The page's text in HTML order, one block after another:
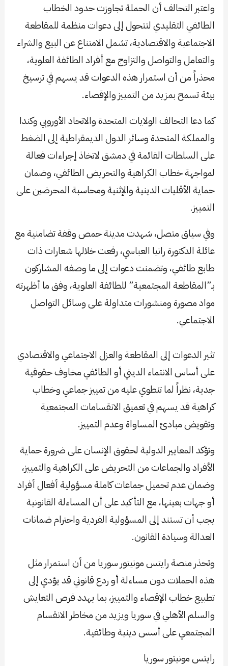
واعتبر التحالف أن الحملة تجاوزت حدود الخطاب
الطائفي التقليدي لتتحول إلى دعوات منظمة للمقاطعة
الاجتماعية والاقتصادية، تشمل الامتناع عن البيع والشراء
والتعامل والتواصل والتزاوج مع أفراد الطائفة العلوية،
محذراً من أن استمرار هذه الدعوات قد يسهم في ترسيخ
بيئة تسمح بمزيد من التمييز والإقصاء.
كما دعا التحالف الولايات المتحدة والاتحاد الأوروبي وكندا
والمملكة المتحدة وسائر الدول الديمقراطية إلى الضغط
على السلطات القائمة في دمشق لاتخاذ إجراءات فعالة
لمواجهة خطاب الكراهية والتحريض الطائفي، وضمان
حماية الأقليات الدينية والإثنية ومحاسبة المحرضين على
التمييز.
وفي سياق متصل، شهدت مدينة حمص وقفة تضامنية مع
عائلة الدكتورة رانيا العباسي، رفعت خلالها شعارات ذات
طابع طائفي، وتضمنت دعوات إلى ما وصفه المشاركون
بـ”المقاطعة المجتمعية” للطائفة العلوية، وفق ما أظهرته
مواد مصورة ومنشورات متداولة على وسائل التواصل
الاجتماعي.
تثير الدعوات إلى المقاطعة والعزل الاجتماعي والاقتصادي
على أساس الانتماء الديني أو الطائفي مخاوف حقوقية
جدية، نظراً لما تنطوي عليه من تمييز جماعي وخطاب
كراهية قد يسهم في تعميق الانقسامات المجتمعية
وتقويض مبادئ المساواة وعدم التمييز.
وتؤكد المعايير الدولية لحقوق الإنسان على ضرورة حماية
الأفراد والجماعات من التحريض على الكراهية والتمييز،
وضمان عدم تحميل جماعات كاملة مسؤولية أفعال أفراد
أو جهات بعينها، مع التأكيد على أن المساءلة القانونية
يجب أن تستند إلى المسؤولية الفردية واحترام ضمانات
العدالة وسيادة القانون.
وتحذر منصة رايتس مونيتور سوريا من أن استمرار مثل
هذه الحملات دون مساءلة أو ردع قانوني قد يؤدي إلى
تطبيع خطاب الإقصاء والتمييز، بما يهدد فرص التعايش
والسلم الأهلي في سوريا ويزيد من مخاطر الانقسام
المجتمعي على أسس دينية وطائفية.
رايتس مونيتور سوريا